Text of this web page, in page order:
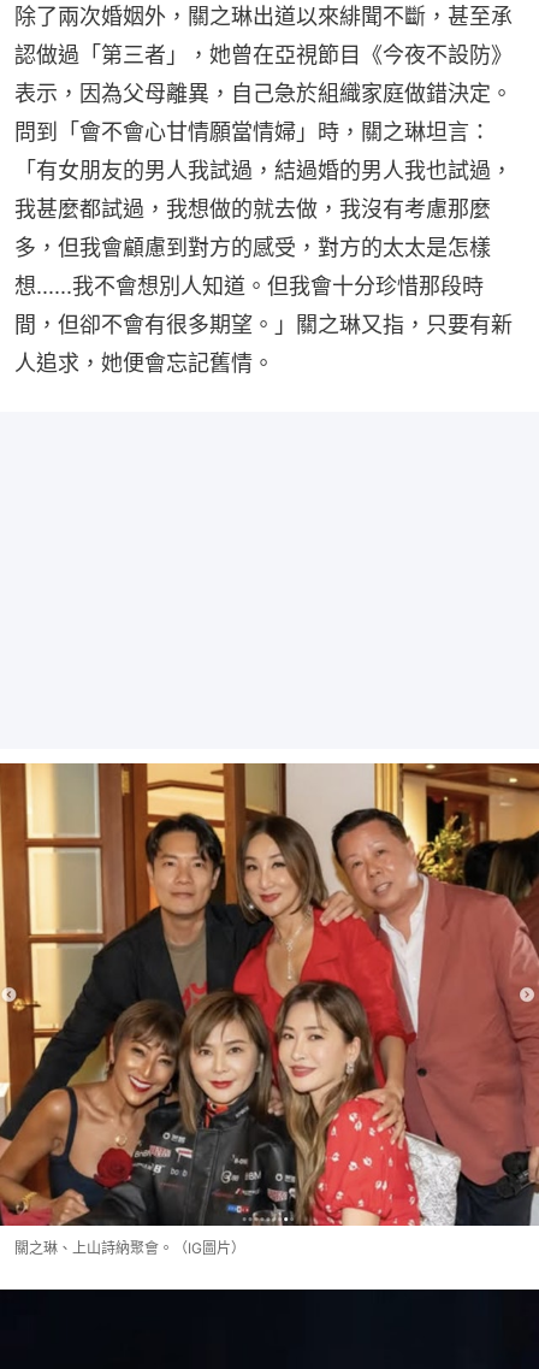
除了兩次婚姻外，關之琳出道以來緋聞不斷，甚至承
認做過「第三者」，她曾在亞視節目《今夜不設防》
表示，因為父母離異，自己急於組織家庭做錯決定。
問到「會不會心甘情願當情婦」時，關之琳坦言：
「有女朋友的男人我試過，結過婚的男人我也試過，
我甚麼都試過，我想做的就去做，我沒有考慮那麼
多，但我會顧慮到對方的感受，對方的太太是怎樣
想......我不會想別人知道。但我會十分珍惜那段時
間，但卻不會有很多期望。」關之琳又指，只要有新
人追求，她便會忘記舊情。
關之琳、上山詩納聚會。（IG圖片）